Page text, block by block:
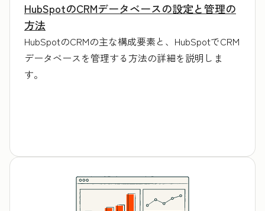
HubSpotのCRMデータベースの設定と管理の
方法
HubSpotのCRMの主な構成要素と、HubSpotでCRM
データベースを管理する方法の詳細を説明しま
す。